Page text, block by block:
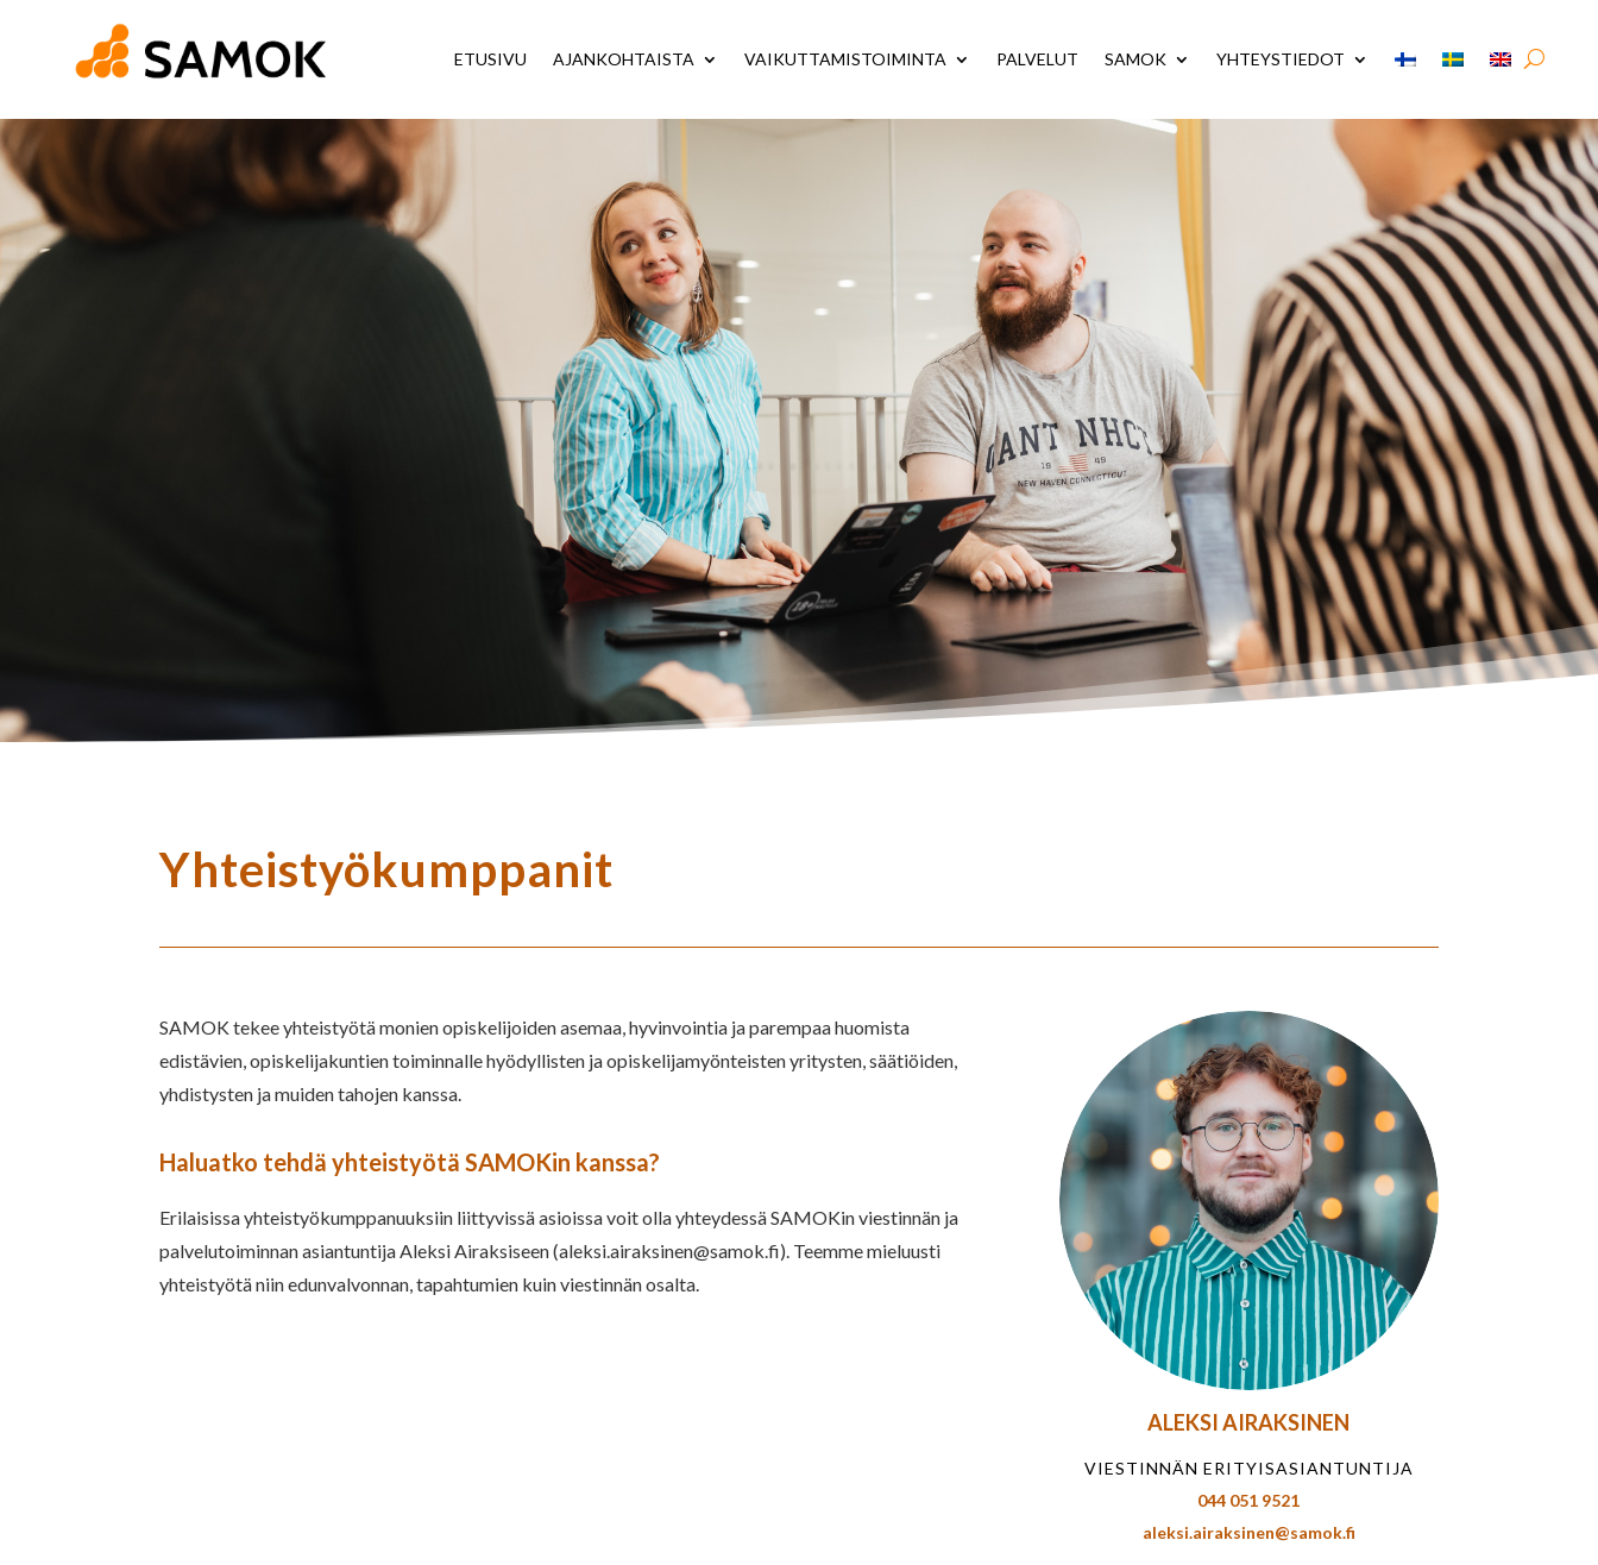
ETUSIVU AJANKOHTAISTA VAIKUTTAMISTOIMINTA PALVELUT SAMOK YHTEYSTIEDOT
Yhteistyökumppanit
SAMOK tekee yhteistyötä monien opiskelijoiden asemaa, hyvinvointia ja parempaa huomista
edistävien, opiskelijakuntien toiminnalle hyödyllisten ja opiskelijamyönteisten yritysten, säätiöiden,
yhdistysten ja muiden tahojen kanssa.
Haluatko tehdä yhteistyötä SAMOKin kanssa?
Erilaisissa yhteistyökumppanuuksiin liittyvissä asioissa voit olla yhteydessä SAMOKin viestinnän ja
palvelutoiminnan asiantuntija Aleksi Airaksiseen (aleksi.airaksinen@samok.fi). Teemme mieluusti
yhteistyötä niin edunvalvonnan, tapahtumien kuin viestinnän osalta.
ALEKSI AIRAKSINEN
VIESTINNÄN ERITYISASIANTUNTIJA
044 051 9521
aleksi.airaksinen@samok.fi